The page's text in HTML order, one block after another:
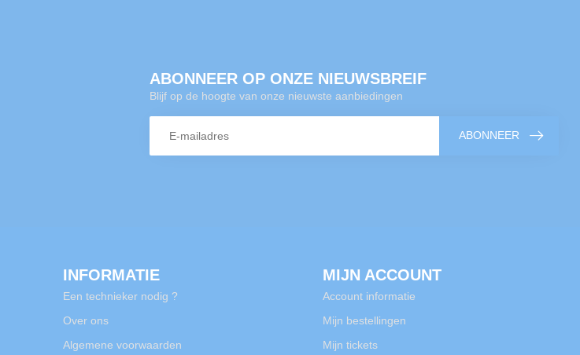
ABONNEER OP ONZE NIEUWSBREIF
Blijf op de hoogte van onze nieuwste aanbiedingen
ABONNEER
INFORMATIE
Een technieker nodig ?
Over ons
Algemene voorwaarden
MIJN ACCOUNT
Account informatie
Mijn bestellingen
Mijn tickets